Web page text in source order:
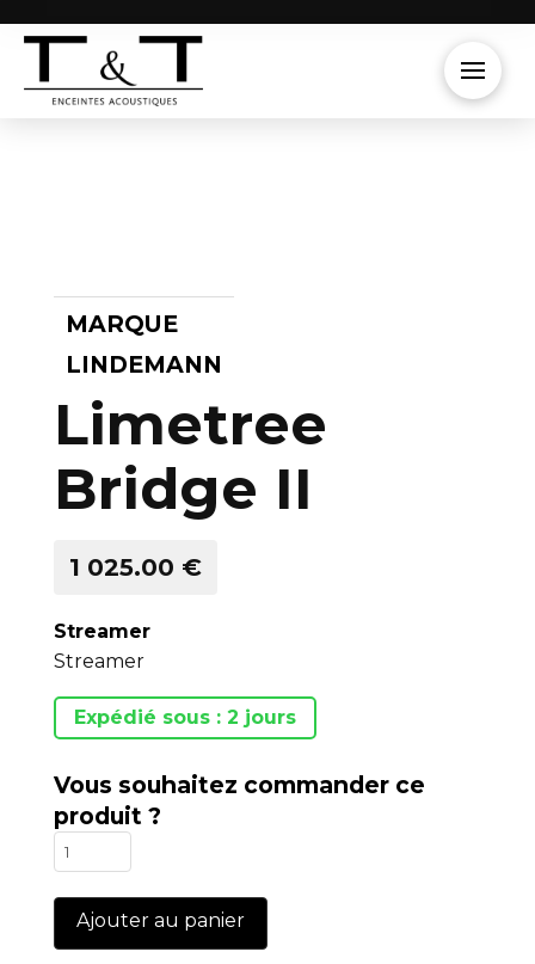
MARQUE
LINDEMANN
Limetree
Bridge II
1 025.00 €
Streamer
Streamer
Expédié sous : 2 jours
Vous souhaitez commander ce
produit ?
quantité
de
Limetree
Bridge
Ajouter au panier